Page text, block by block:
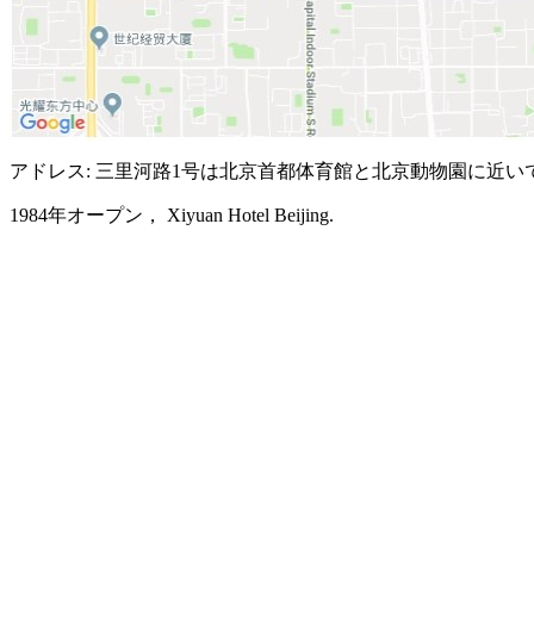
アドレス: 三里河路1号は北京首都体育館と北京動物園に近い
1984年オープン， Xiyuan Hotel Beijing.